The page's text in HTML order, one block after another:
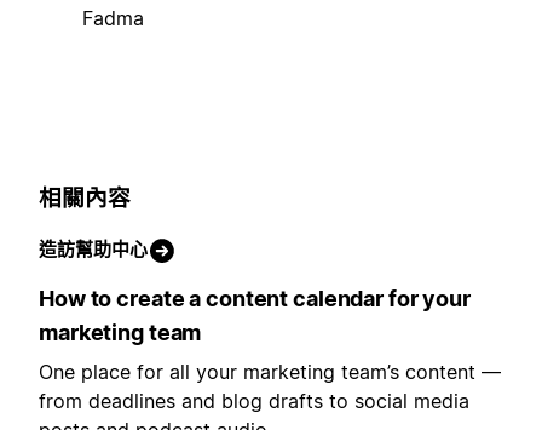
Fadma
相關內容
造訪幫助中心
How to create a content calendar for your
marketing team
One place for all your marketing team’s content —
from deadlines and blog drafts to social media